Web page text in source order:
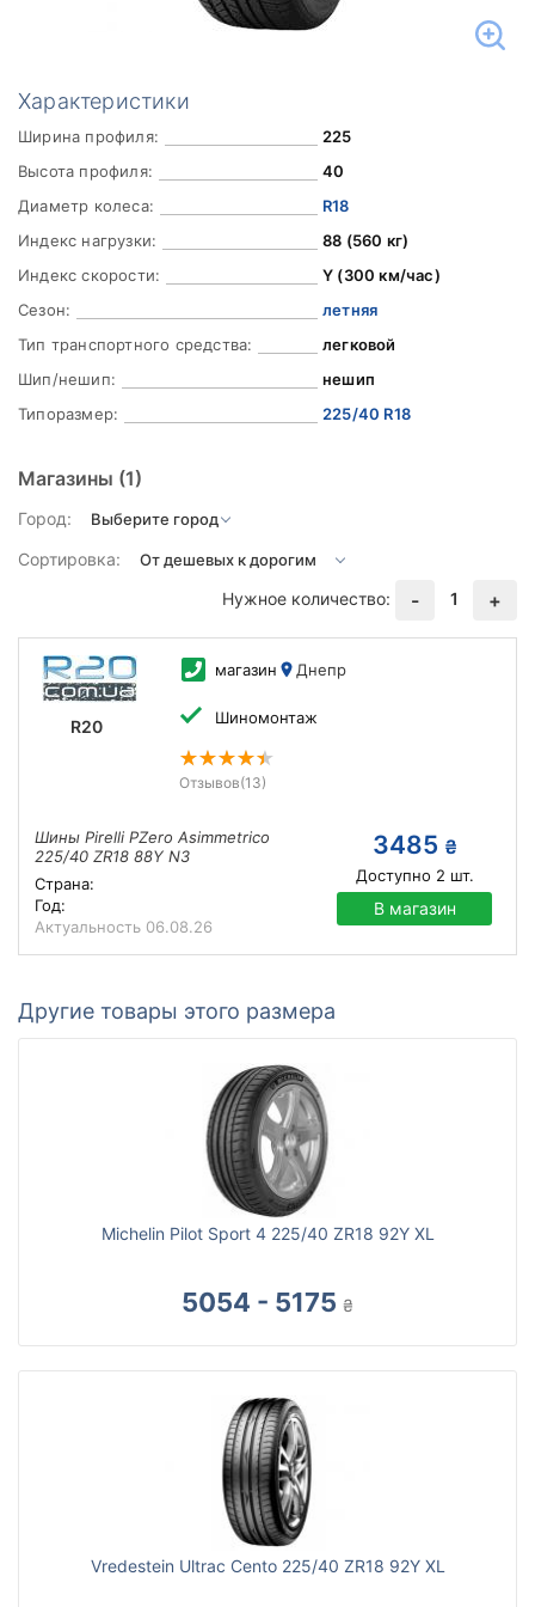
Характеристики
Ширина профиля:
225
Высота профиля:
40
Диаметр колеса:
R18
Индекс нагрузки:
88 (560 кг)
Индекс скорости:
Y (300 км/час)
Сезон:
летняя
Тип транспортного средства:
легковой
Шип/нешип:
нешип
Типоразмер:
225/40 R18
Магазины (1)
Город:
Сортировка:
Нужное количество:
- 1 +
R20
магазин Днепр
Шиномонтаж
Отзывов(13)
Шины Pirelli PZero Asimmetrico
225/40 ZR18 88Y N3
Страна:
Год:
Актуальность 06.08.26
3485 ₴
Доступно 2 шт.
В магазин
Другие товары этого размера
Michelin Pilot Sport 4 225/40 ZR18 92Y XL
5054 - 5175 ₴
Vredestein Ultrac Cento 225/40 ZR18 92Y XL